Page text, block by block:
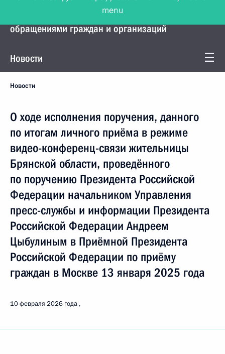
Управление Президента по работе с
обращениями граждан и организаций
Новости
Новости
О ходе исполнения поручения, данного
по итогам личного приёма в режиме
видео-конференц-связи жительницы
Брянской области, проведённого
по поручению Президента Российской
Федерации начальником Управления
пресс-службы и информации Президента
Российской Федерации Андреем
Цыбулиным в Приёмной Президента
Российской Федерации по приёму
граждан в Москве 13 января 2025 года
10 февраля 2026 года
menu